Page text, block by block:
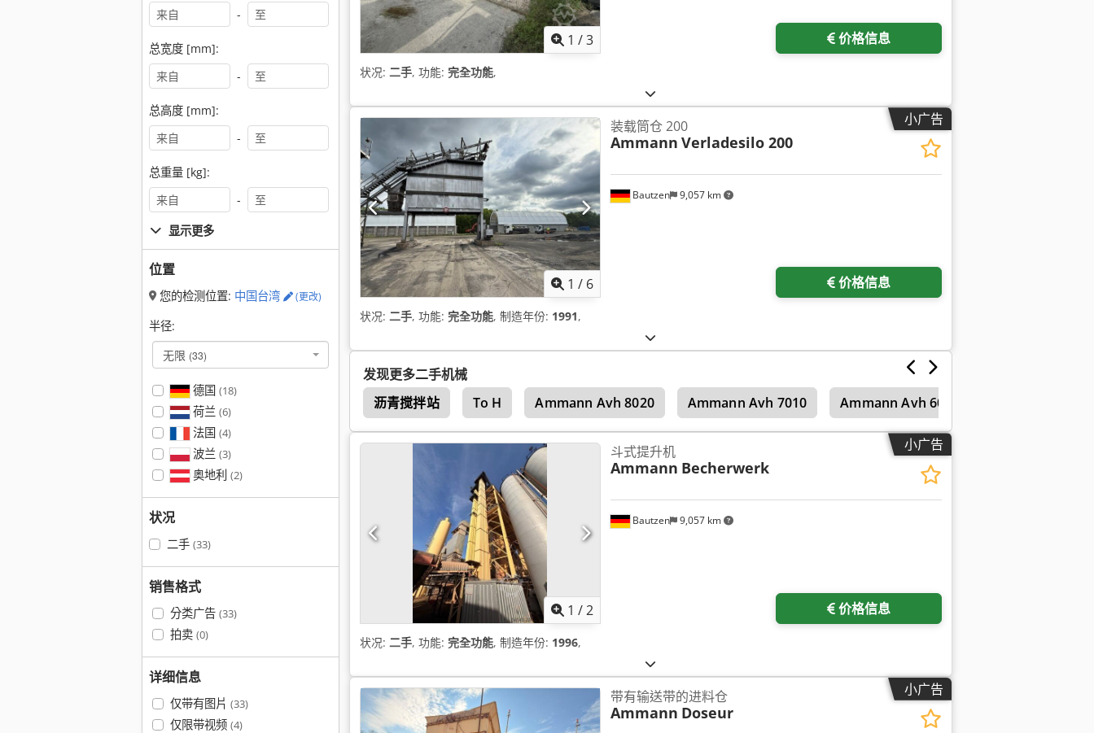
-
总宽度 [mm]:
-
总高度 [mm]:
-
总重量 [kg]:
-
显示更多
位置
您的检测位置: 中国台湾 (更改)
半径:
无限 (33)
德国 (18)
荷兰 (6)
法国 (4)
波兰 (3)
奥地利 (2)
状况
二手 (33)
销售格式
分类广告 (33)
拍卖 (0)
详细信息
仅带有图片 (33)
仅限带视频 (4)
1 /3 价格信息
状况: 二手, 功能: 完全功能,
小广告
1 / 6
Bautzen 9,057 km
装载筒仓 200
Ammann Verladesilo 200
价格信息
状况: 二手, 功能: 完全功能, 制造年份: 1991,
发现更多二手机械
沥青搅拌站
To H Ammann Avh 8020 Ammann Avh 7010 Ammann Avh 6030
Ammann Avh 7010
小广告
1 /2
Bautzen 9,057 km
斗式提升机
Ammann Becherwerk
价格信息
状况: 二手, 功能: 完全功能, 制造年份: 1996,
小广告
带有输送带的进料仓
Ammann Doseur